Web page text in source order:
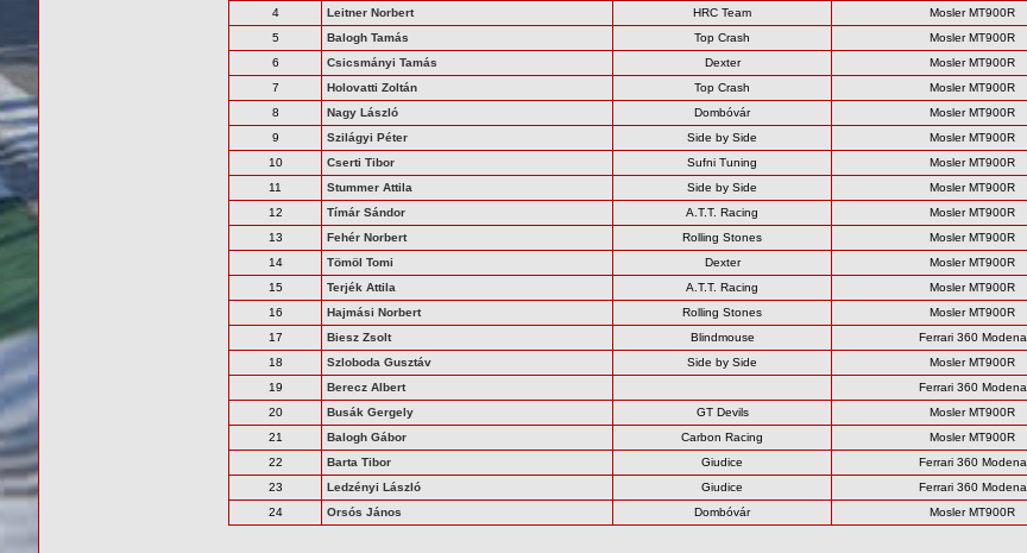
4
Leitner Norbert HRC Team Mosler MT900R
5
Balogh Tamás Top Crash Mosler MT900R
6
Csicsmányi Tamás Dexter Mosler MT900R
7
Holovatti Zoltán Top Crash Mosler MT900R
8
Nagy László Dombóvár Mosler MT900R
9
Szilágyi Péter Side by Side Mosler MT900R
10
Cserti Tibor Sufni Tuning Mosler MT900R
11
Stummer Attila Side by Side Mosler MT900R
12
Tímár Sándor A.T.T. Racing Mosler MT900R
13
Fehér Norbert Rolling Stones Mosler MT900R
14
Tömöl Tomi Dexter Mosler MT900R
15
Terjék Attila A.T.T. Racing Mosler MT900R
16
Hajmási Norbert Rolling Stones Mosler MT900R
17
Biesz Zsolt Blindmouse Ferrari 360 Modena
18
Szloboda Gusztáv Side by Side Mosler MT900R
19
Berecz Albert Ferrari 360 Modena
20
Busák Gergely GT Devils Mosler MT900R
21
Balogh Gábor Carbon Racing Mosler MT900R
22
Barta Tibor Giudice Ferrari 360 Modena
23
Ledzényi László Giudice Ferrari 360 Modena
24
Orsós János Dombóvár Mosler MT900R